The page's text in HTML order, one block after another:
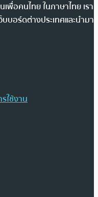
พื่อคนไทย ในภาษาไทย เรา
บอร์ดต่างประเทศและนำมา
ใช้งาน